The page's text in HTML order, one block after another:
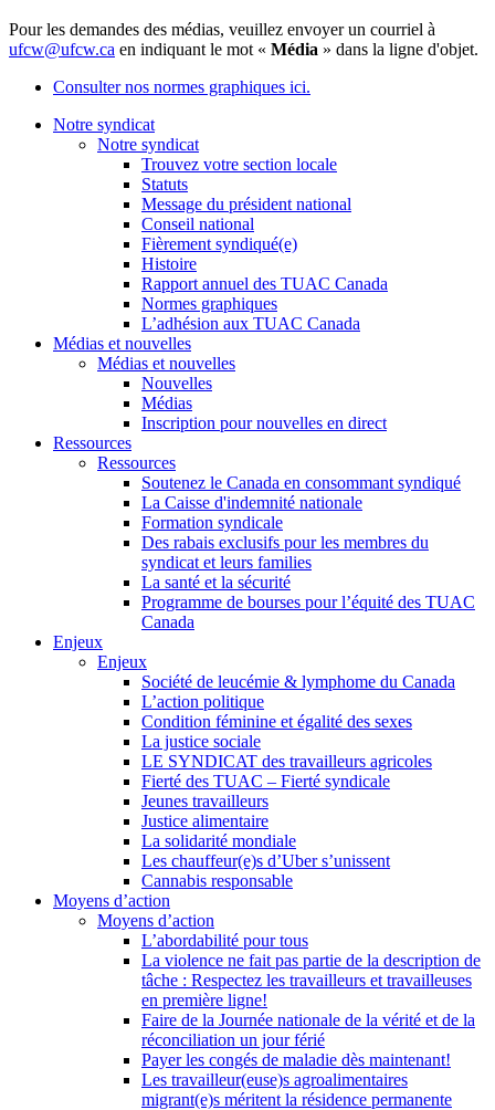
Pour les demandes des médias, veuillez envoyer un courriel à
ufcw@ufcw.ca en indiquant le mot « Média » dans la ligne d'objet.
Consulter nos normes graphiques ici.
Notre syndicat
Notre syndicat
Trouvez votre section locale
Statuts
Message du président national
Conseil national
Fièrement syndiqué(e)
Histoire
Rapport annuel des TUAC Canada
Normes graphiques
L’adhésion aux TUAC Canada
Médias et nouvelles
Médias et nouvelles
Nouvelles
Médias
Inscription pour nouvelles en direct
Ressources
Ressources
Soutenez le Canada en consommant syndiqué
La Caisse d'indemnité nationale
Formation syndicale
Des rabais exclusifs pour les membres du
syndicat et leurs families
La santé et la sécurité
Programme de bourses pour l’équité des TUAC
Canada
Enjeux
Enjeux
Société de leucémie & lymphome du Canada
L’action politique
Condition féminine et égalité des sexes
La justice sociale
LE SYNDICAT des travailleurs agricoles
Fierté des TUAC – Fierté syndicale
Jeunes travailleurs
Justice alimentaire
La solidarité mondiale
Les chauffeur(e)s d’Uber s’unissent
Cannabis responsable
Moyens d’action
Moyens d’action
L’abordabilité pour tous
La violence ne fait pas partie de la description de
tâche : Respectez les travailleurs et travailleuses
en première ligne!
Faire de la Journée nationale de la vérité et de la
réconciliation un jour férié
Payer les congés de maladie dès maintenant!
Les travailleur(euse)s agroalimentaires
migrant(e)s méritent la résidence permanente